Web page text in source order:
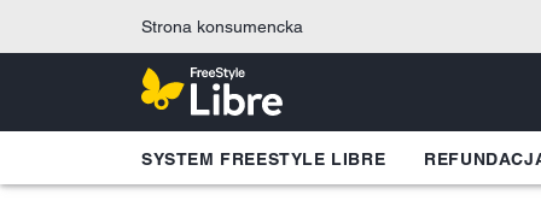
Strona konsumencka
SYSTEM FREESTYLE LIBRE